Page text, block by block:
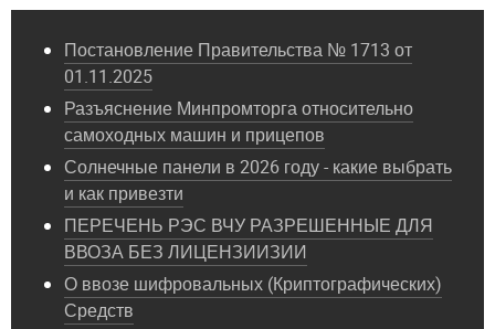
Постановление Правительства № 1713 от
01.11.2025
Разъяснение Минпромторга относительно
самоходных машин и прицепов
Солнечные панели в 2026 году - какие выбрать
и как привезти
ПЕРЕЧЕНЬ РЭС ВЧУ РАЗРЕШЕННЫЕ ДЛЯ
ВВОЗА БЕЗ ЛИЦЕНЗИИЗИИ
О ввозе шифровальных (Криптографических)
Средств